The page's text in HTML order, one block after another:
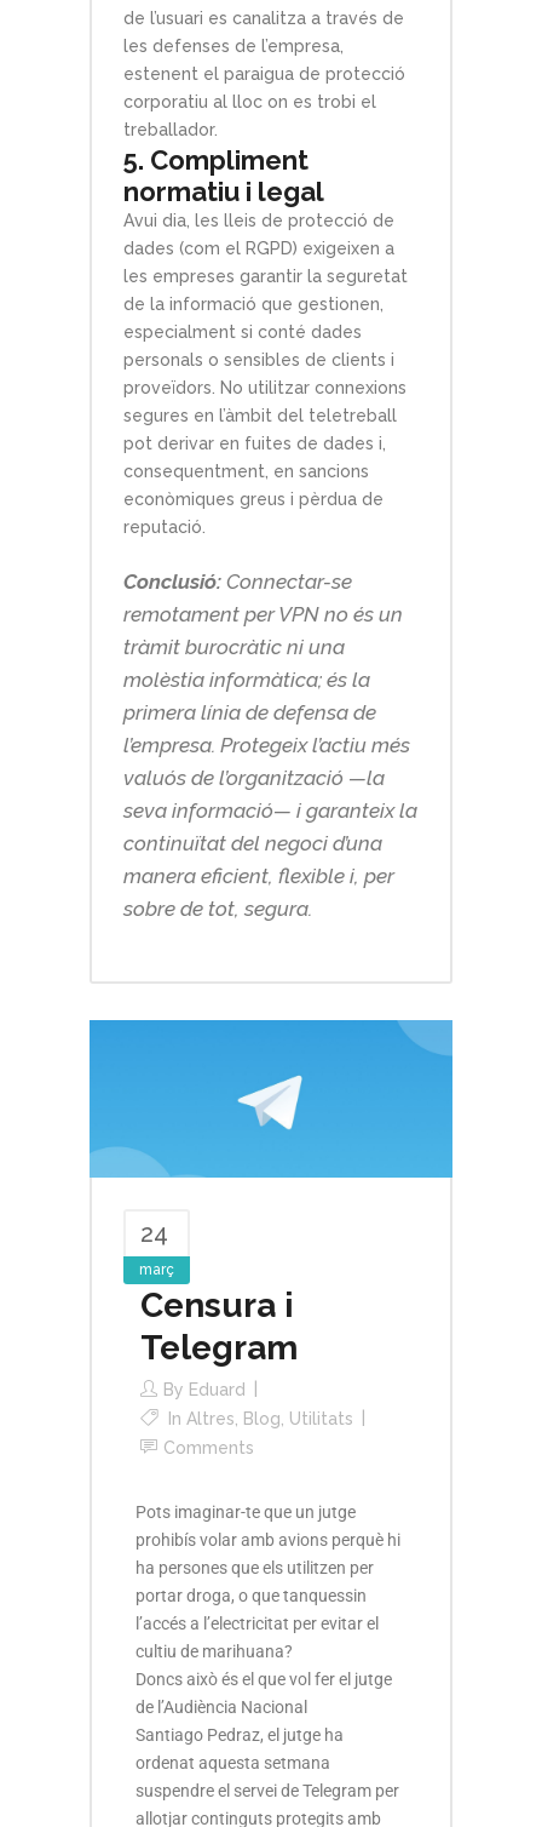
de l’usuari es canalitza a través de
les defenses de l’empresa,
estenent el paraigua de protecció
corporatiu al lloc on es trobi el
treballador.
5. Compliment
normatiu i legal
Avui dia, les lleis de protecció de
dades (com el RGPD) exigeixen a
les empreses garantir la seguretat
de la informació que gestionen,
especialment si conté dades
personals o sensibles de clients i
proveïdors. No utilitzar connexions
segures en l’àmbit del teletreball
pot derivar en fuites de dades i,
consequentment, en sancions
econòmiques greus i pèrdua de
reputació.
Conclusió: Connectar-se
remotament per VPN no és un
tràmit burocràtic ni una
molèstia informàtica; és la
primera línia de defensa de
l’empresa. Protegeix l’actiu més
valuós de l’organització —la
seva informació— i garanteix la
continuïtat del negoci d’una
manera eficient, flexible i, per
sobre de tot, segura.
24
març
Censura i
Telegram
By Eduard
In Altres Blog Utilitats
Comments
Pots imaginar-te que un jutge
prohibís volar amb avions perquè hi
ha persones que els utilitzen per
portar droga, o que tanquessin
l’accés a l’electricitat per evitar el
cultiu de marihuana?
Doncs això és el que vol fer el jutge
de l’Audiència Nacional
Santiago Pedraz, el jutge ha
ordenat aquesta setmana
suspendre el servei de Telegram per
allotjar continguts protegits amb